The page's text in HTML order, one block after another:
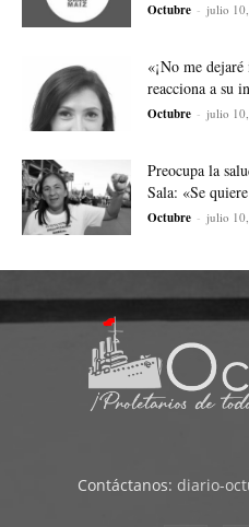
Octubre - julio
«¡No me
reacciona a su
Octubre - julio
Preocupa la
Sala: «Se
Octubre - julio
Contáctanos: diario-